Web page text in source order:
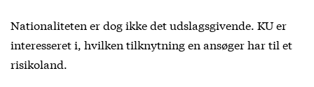
Nationaliteten er dog ikke det udslagsgivende. KU er
interesseret i, hvilken tilknytning en ansøger har til et
risikoland.